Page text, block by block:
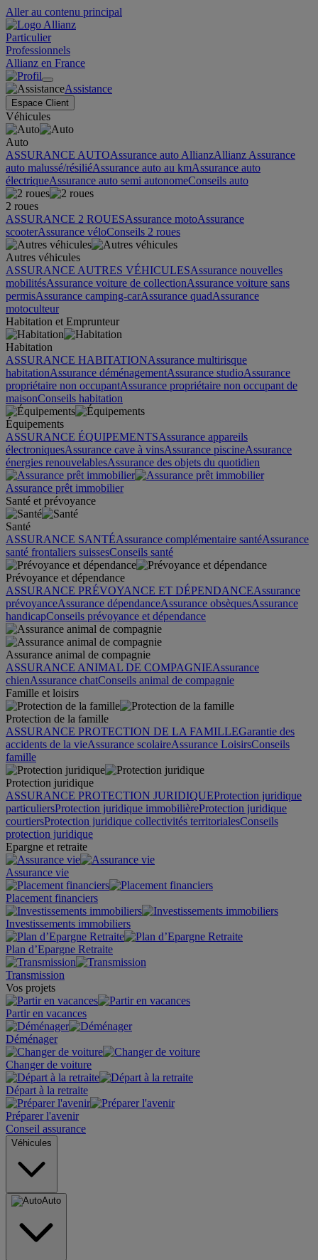
Aller au contenu principal
Particulier
Professionnels
Allianz en France
Assistance
Espace Client
Véhicules
Auto
ASSURANCE AUTOAssurance auto AllianzAllianz Assurance
auto malussé/résiliéAssurance auto au kmAssurance auto
électriqueAssurance auto semi autonomeConseils auto
2 roues
ASSURANCE 2 ROUESAssurance motoAssurance
scooterAssurance véloConseils 2 roues
Autres véhicules
ASSURANCE AUTRES VÉHICULESAssurance nouvelles
mobilitésAssurance voiture de collectionAssurance voiture sans
permisAssurance camping-carAssurance quadAssurance
motoculteur
Habitation et Emprunteur
Habitation
ASSURANCE HABITATIONAssurance multirisque
habitationAssurance déménagementAssurance studioAssurance
propriétaire non occupantAssurance propriétaire non occupant de
maisonConseils habitation
Équipements
ASSURANCE ÉQUIPEMENTSAssurance appareils
électroniquesAssurance cave à vinsAssurance piscineAssurance
énergies renouvelablesAssurance des objets du quotidien
Assurance prêt immobilier
Santé et prévoyance
Santé
ASSURANCE SANTÉAssurance complémentaire santéAssurance
santé frontaliers suissesConseils santé
Prévoyance et dépendance
ASSURANCE PRÉVOYANCE ET DÉPENDANCEAssurance
prévoyanceAssurance dépendanceAssurance obsèquesAssurance
handicapConseils prévoyance et dépendance
Assurance animal de compagnie
ASSURANCE ANIMAL DE COMPAGNIEAssurance
chienAssurance chatConseils animal de compagnie
Famille et loisirs
Protection de la famille
ASSURANCE PROTECTION DE LA FAMILLEGarantie des
accidents de la vieAssurance scolaireAssurance LoisirsConseils
famille
Protection juridique
ASSURANCE PROTECTION JURIDIQUEProtection juridique
particuliersProtection juridique immobilièreProtection juridique
courtiersProtection juridique collectivités territorialesConseils
protection juridique
Epargne et retraite
Assurance vie
Placement financiers
Investissements immobiliers
Plan d’Epargne Retraite
Transmission
Vos projets
Partir en vacances
Déménager
Changer de voiture
Départ à la retraite
Préparer l'avenir
Conseil assurance
Véhicules
Auto